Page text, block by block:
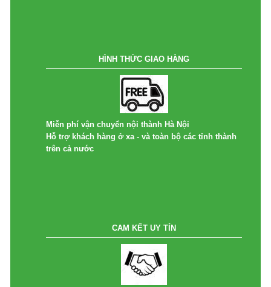
HÌNH THỨC GIAO HÀNG
Miễn phí vận chuyển nội thành Hà Nội
Hỗ trợ khách hàng ở xa - và toàn bộ các tỉnh thành
trên cả nước
CAM KẾT UY TÍN